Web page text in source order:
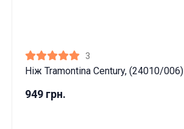
3
Ніж Tramontina Century, (24010/006)
949 грн.